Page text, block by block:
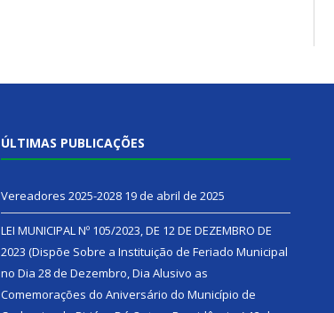
ÚLTIMAS PUBLICAÇÕES
Vereadores 2025-2028 19 de abril de 2025
LEI MUNICIPAL Nº 105/2023, DE 12 DE DEZEMBRO DE
2023 (Dispõe Sobre a Instituição de Feriado Municipal
no Dia 28 de Dezembro, Dia Alusivo as
Comemorações do Aniversário do Município de